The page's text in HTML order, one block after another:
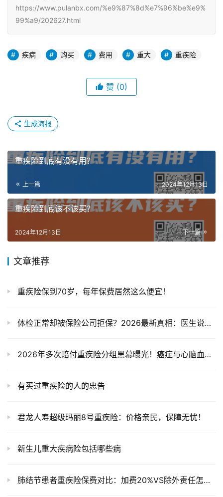
https://www.pulanbx.com/%e9%87%8d%e7%96%be%e9%
99%a9/202627.html
疾病 购买 费用 重大 重疾险
赞 (0)
生成海报
重疾险到底有没有用？
上一篇 2024年12月13日
重疾险到底该不该买？
下一篇
2024年12月13日
文章推荐
重疾险保到70岁，每年保费居然这么便宜！
体检正常却被保险公司拒保？2026最新真相：医生说没事≠保险公司觉得安全
2026年多次赔付重疾险分组黑幕曝光！癌症与心脑血管疾病赔付陷阱大揭秘
有买过重疾险的人的忠告
君龙人寿超级玛丽8号重疾险：价格亲民，保障无忧！
新生儿重大疾病险包括哪些病
肺结节患者重疾险保费对比：加费20%VS除外责任怎么选？2026年这篇给你答案